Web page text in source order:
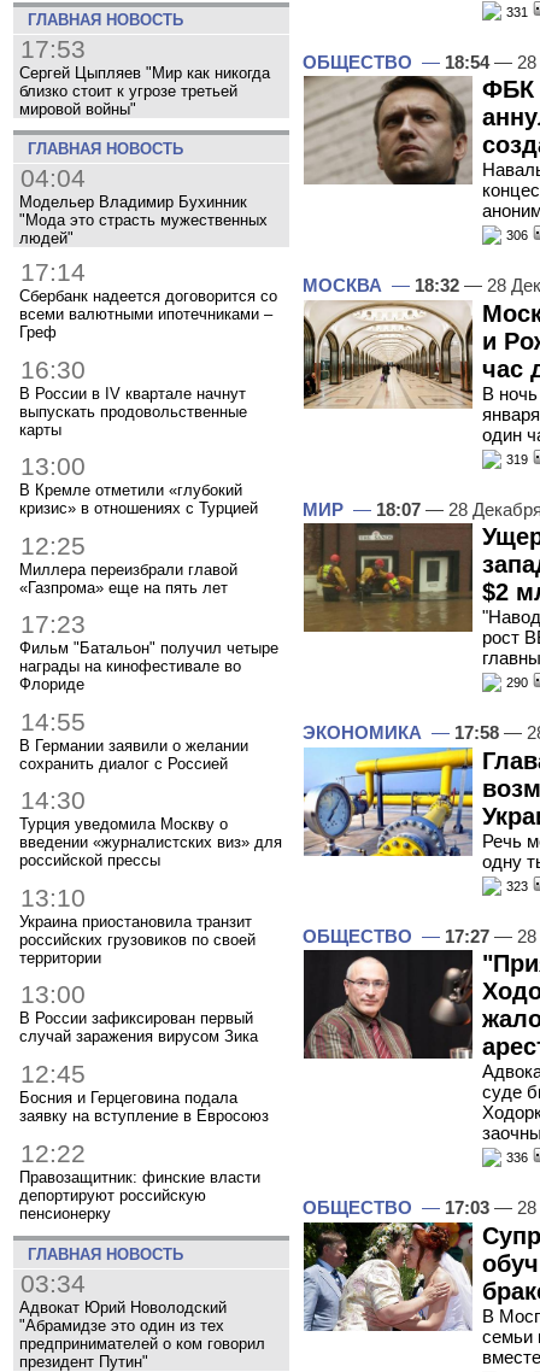
ГЛАВНАЯ НОВОСТЬ
17:53
Сергей Цыпляев "Мир как никогда
близко стоит к угрозе третьей
мировой войны"
ГЛАВНАЯ НОВОСТЬ
04:04
Модельер Владимир Бухинник
"Мода это страсть мужественных
людей"
17:14
Сбербанк надеется договорится со
всеми валютными ипотечниками –
Греф
16:30
В России в IV квартале начнут
выпускать продовольственные
карты
13:00
В Кремле отметили «глубокий
кризис» в отношениях с Турцией
12:25
Миллера переизбрали главой
«Газпрома» еще на пять лет
17:23
Фильм "Батальон" получил четыре
награды на кинофестивале во
Флориде
14:55
В Германии заявили о желании
сохранить диалог с Россией
14:30
Турция уведомила Москву о
введении «журналистских виз» для
российской прессы
13:10
Украина приостановила транзит
российских грузовиков по своей
территории
13:00
В России зафиксирован первый
случай заражения вирусом Зика
12:45
Босния и Герцеговина подала
заявку на вступление в Евросоюз
12:22
Правозащитник: финские власти
депортируют российскую
пенсионерку
ГЛАВНАЯ НОВОСТЬ
03:34
Адвокат Юрий Новолодский
"Абрамидзе это один из тех
предпринимателей о ком говорил
президент Путин"
331
ОБЩЕСТВО — 18:54— 28
ФБК
306
МОСКВА — 18:32 — 28
и
час
В
один
319
МИР — 18:07 — 28
$2
рост
290
ЭКОНОМИКА — 17:58 —
Речь
одну
323
ОБЩЕСТВО — 17:27 — 28
суде
336
ОБЩЕСТВО — 17:03 — 28
В
семьи